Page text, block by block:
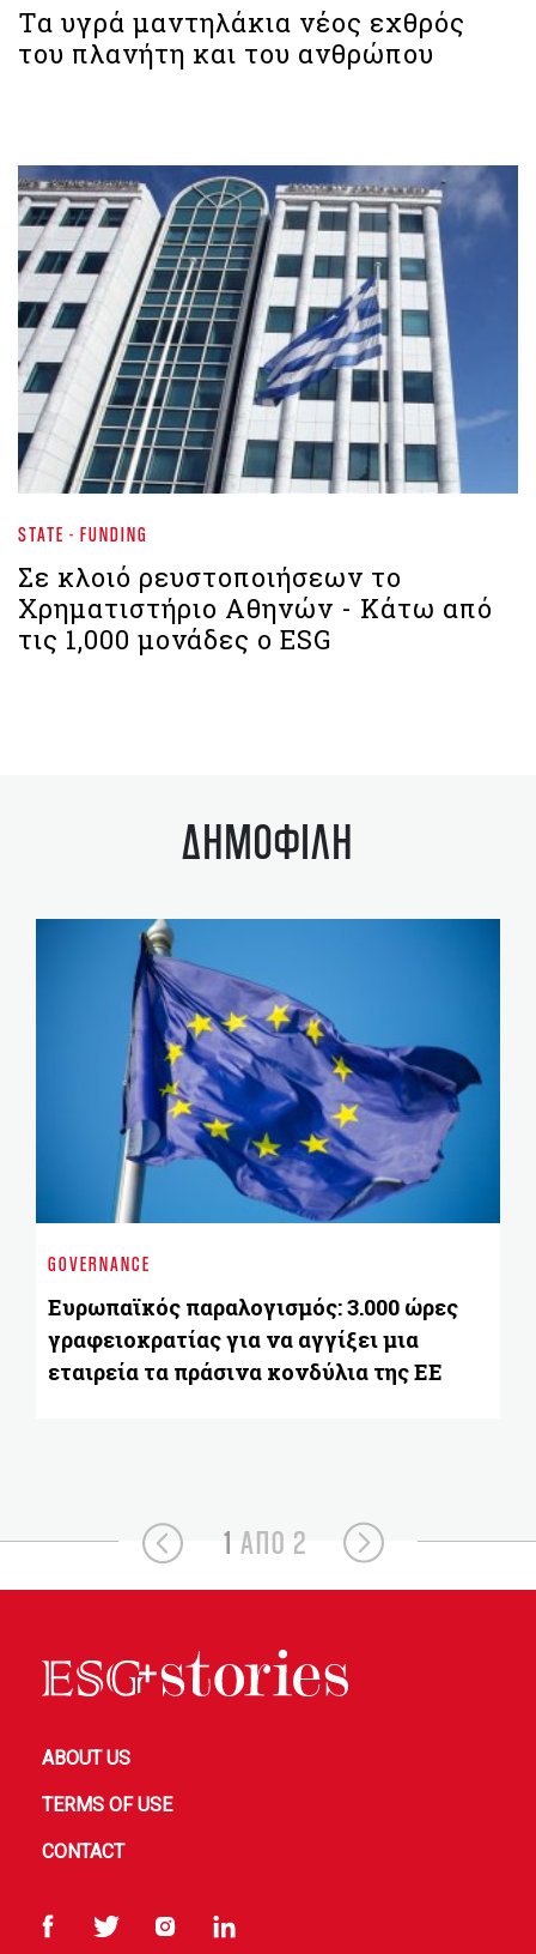
Τα υγρά μαντηλάκια νέος εχθρός
του πλανήτη και του ανθρώπου
STATE - FUNDING
Σε κλοιό ρευστοποιήσεων το
Χρηματιστήριο Αθηνών - Kάτω από
τις 1,000 μονάδες ο ESG
ΔΗΜΟΦΙΛΗ
GOVERNANCE
Ευρωπαϊκός παραλογισμός: 3.000 ώρες
γραφειοκρατίας για να αγγίξει μια
εταιρεία τα πράσινα κονδύλια της ΕΕ
1 ΑΠΟ 2
ABOUT US
TERMS OF USE
CONTACT